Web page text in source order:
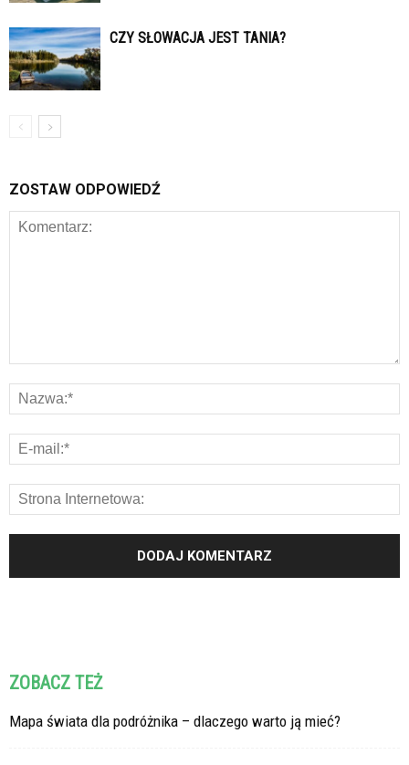
CZY SŁOWACJA JEST TANIA?
ZOSTAW ODPOWIEDŹ
ZOBACZ TEŻ
Mapa świata dla podróżnika – dlaczego warto ją mieć?